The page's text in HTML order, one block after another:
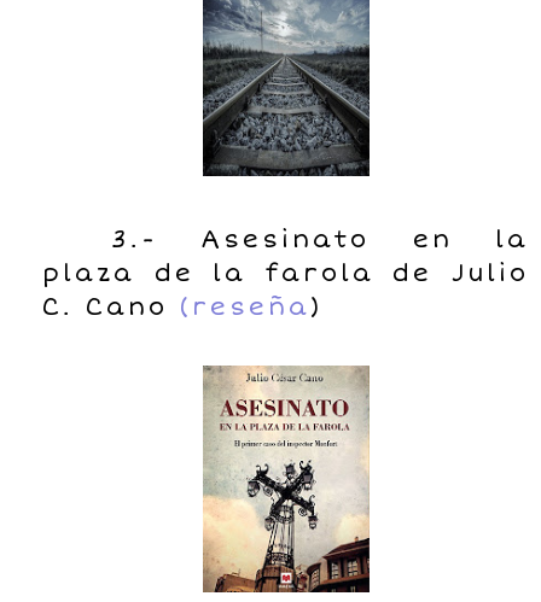
3.- Asesinato en la
plaza de la farola de Julio
C. Cano (reseña)